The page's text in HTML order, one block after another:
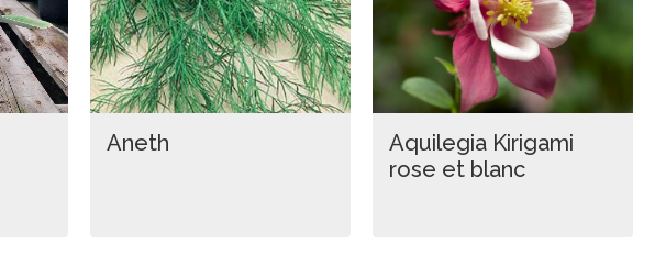
Aneth
Aquilegia Kirigami
rose et blanc